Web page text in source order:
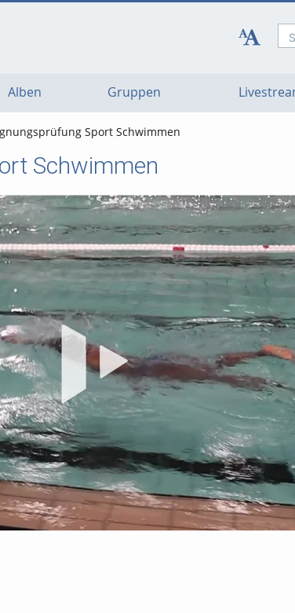
Alben Gruppen
Sport Schwimmen
Schwimmen